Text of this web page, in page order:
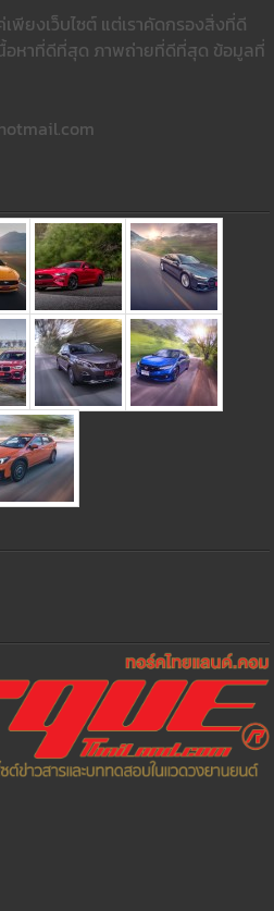
พียงเว็บไซต์ แต่เราคัดกรองสิ่งที่ดี
นื้อหาที่ดีที่สุด ภาพถ่ายที่ดีที่สุด ข้อมูลที่